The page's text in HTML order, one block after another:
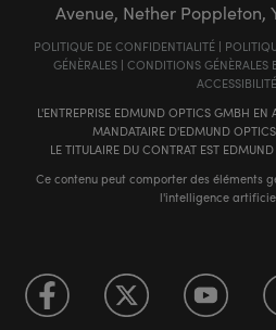
Avenue, Nether Poppleton,
POLITIQUE DE CONFIDENTIALITÉ|
GÉNÈRALES| CONDITIONS GÉNÈRALES
ACCESSIBILITÉ
L'ENTREPRISE EDMUND OPTICS GMBH
MANDATAIRE D'EDMUND
LE TITULAIRE DU CONTRAT EST
Ce contenu peut comporter des éléments
l'intelligence